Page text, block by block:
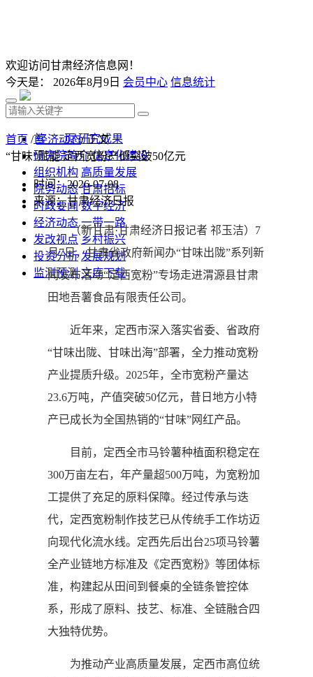
欢迎访问甘肃经济信息网！
今天是： 2026年8月9日 会员中心 信息统计
首 页 研究成果
研究院简介 信息化建设
组织机构 高质量发展
院务动态 甘肃招标
时政要闻 数字经济
经济动态 一带一路
发改视点 乡村振兴
投资分析 发展规划
监测预测 文库下载
首页 /经济动态/ 正文
“甘味”赋能 定西宽粉产值突破50亿元
时间：2026-07-08
来源：甘肃经济日报
（新甘肃·甘肃经济日报记者 祁玉洁）7
月7日，甘肃省政府新闻办“甘味出陇”系列新
闻发布活动“定西宽粉”专场走进渭源县甘肃
田地吾薯食品有限责任公司。
近年来，定西市深入落实省委、省政府
“甘味出陇、甘味出海”部署，全力推动宽粉
产业提质升级。2025年，全市宽粉产量达
23.6万吨，产值突破50亿元，昔日地方小特
产已成长为全国热销的“甘味”网红产品。
目前，定西全市马铃薯种植面积稳定在
300万亩左右，年产量超500万吨，为宽粉加
工提供了充足的原料保障。经过传承与迭
代，定西宽粉制作技艺已从传统手工作坊迈
向现代化流水线。定西先后出台25项马铃薯
全产业链地方标准及《定西宽粉》等团体标
准，构建起从田间到餐桌的全链条管控体
系，形成了原料、技艺、标准、全链融合四
大独特优势。
为推动产业高质量发展，定西市高位统